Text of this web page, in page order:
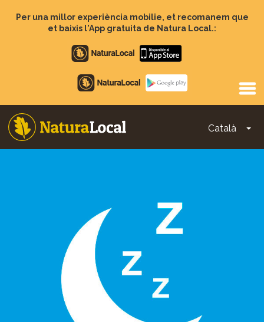
Per una millor experiència mobilie, et recomanem que
et baixis l'App gratuita de Natura Local.:
Apple
store
Google
Play
Català
Main